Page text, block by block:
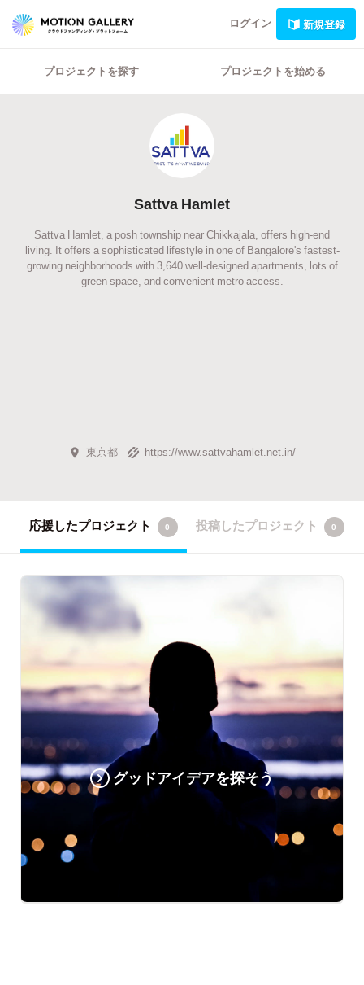
ログイン 新規登録
プロジェクトを探す プロジェクトを始める
Sattva Hamlet
Sattva Hamlet, a posh township near Chikkajala, offers high-end
living. It offers a sophisticated lifestyle in one of Bangalore's fastest-
growing neighborhoods with 3,640 well-designed apartments, lots of
green space, and convenient metro access.
東京都 https://www.sattvahamlet.net.in/
応援したプロジェクト 0 投稿したプロジェクト 0
グッドアイデアを探そう